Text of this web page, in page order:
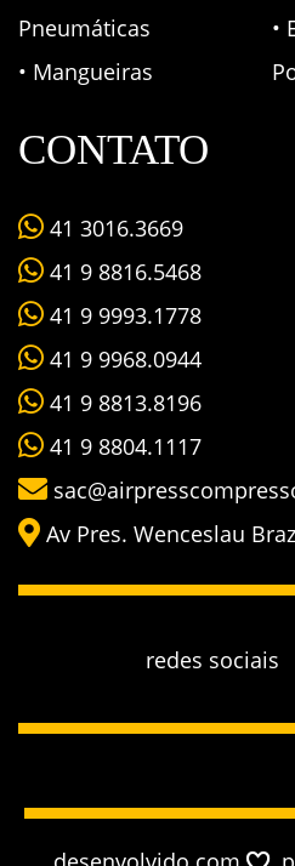
Pneumáticas
• Mangueiras
•
CONTATO
41 3016.3669
41 9 8816.5468
41 9 9993.1778
41 9 9968.0944
41 9 8813.8196
41 9 8804.1117
Av Pres. Wenceslau
redes sociais